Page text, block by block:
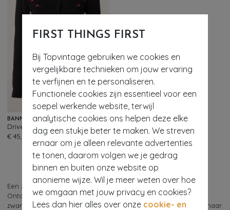
FIRST THINGS FIRST
Bij Topvintage gebruiken we cookies en
vergelijkbare technieken om jouw ervaring
te verfijnen en te personaliseren.
Functionele cookies zijn essentieel voor een
soepel werkende website, terwijl
analytische cookies ons helpen deze elke
dag een stukje beter te maken. We streven
ernaar om je alleen relevante advertenties
te tonen, daarom volgen we je gedrag
binnen en buiten onze website op
anonieme wijze. Wil je meer weten over hoe
we omgaan met jouw privacy en cookies?
Lees dan hier alles over onze cookie- en
BANNED RETRO
€ 45,95
12
Een zwart vestje is perfect om te combineren met elke outfit!
Ontdek het comfort en de mogelijkheden zelf, en voeg een
zwarte vestje toe aan jouw garderobe. Of je nu op zoek bent naar